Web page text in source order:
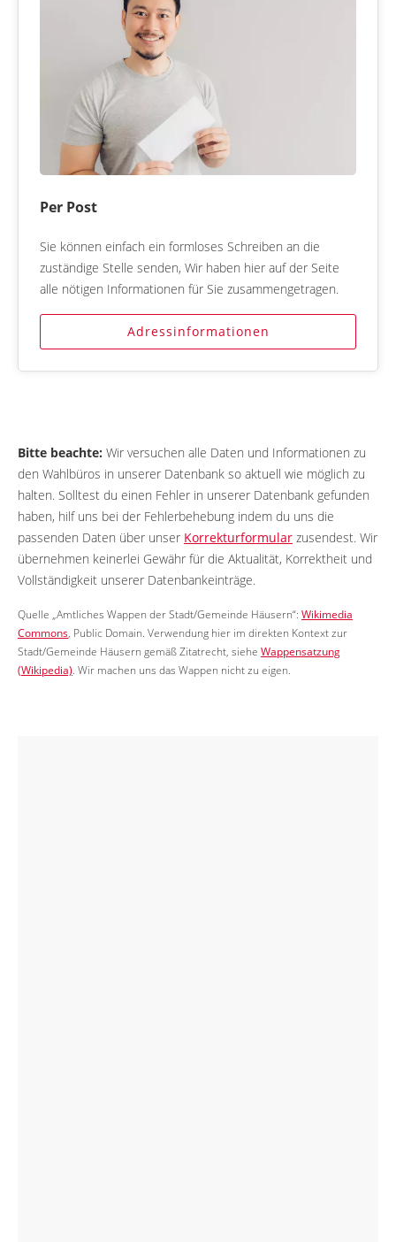
Per Post
Sie können einfach ein formloses Schreiben an die
zuständige Stelle senden, Wir haben hier auf der Seite
alle nötigen Informationen für Sie zusammengetragen.
Adressinformationen
Bitte beachte: Wir versuchen alle Daten und Informationen zu
den Wahlbüros in unserer Datenbank so aktuell wie möglich zu
halten. Solltest du einen Fehler in unserer Datenbank gefunden
haben, hilf uns bei der Fehlerbehebung indem du uns die
passenden Daten über unser Korrekturformular zusendest. Wir
übernehmen keinerlei Gewähr für die Aktualität, Korrektheit und
Vollständigkeit unserer Datenbankeinträge.
Quelle „Amtliches Wappen der Stadt/Gemeinde Häusern“: Wikimedia
Commons, Public Domain. Verwendung hier im direkten Kontext zur
Stadt/Gemeinde Häusern gemäß Zitatrecht, siehe Wappensatzung
(Wikipedia). Wir machen uns das Wappen nicht zu eigen.